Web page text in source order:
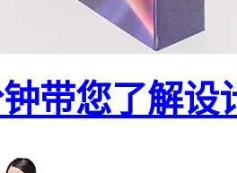
带您了解设